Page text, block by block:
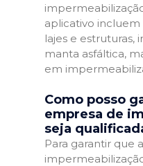
aplicativo
lajes e estruturas,
manta asfáltica,
em
Como posso
empresa de
seja
Para garantir que